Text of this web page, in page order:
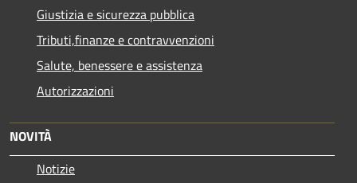
Giustizia e sicurezza pubblica
Tributi,finanze e contravvenzioni
Salute, benessere e assistenza
Autorizzazioni
NOVITÀ
Notizie